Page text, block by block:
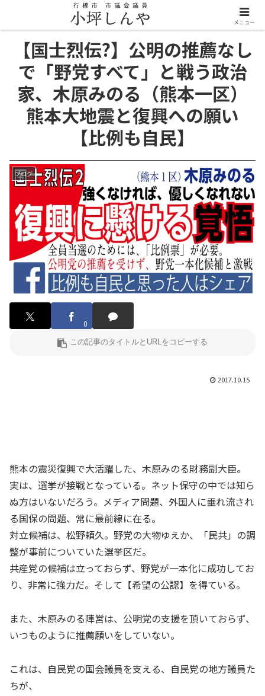
【国士烈伝?】公明の推薦なし
で「野党すべて」と戦う政治
家、木原みのる（熊本一区）
熊本大地震と復興への願い
【比例も自民】
ブログ
0
2017.10.15
熊本の震災復興で大活躍した、木原みのる財務副大臣。
実は、選挙が接戦となっている。ネット保守の中では知ら
ぬ方はいないだろう。メディア問題、外国人に垂れ流され
る国保の問題、常に最前線に在る。
対立候補は、松野頼久。野党の大物ゆえか、「民共」の調
整が事前についていた選挙区だ。
共産党の候補は立っておらず、野党が一本化に成功してお
り、非常に強力だ。そして【希望の公認】を得ている。
また、木原みのる陣営は、公明党の支援を頂いておらず、
いつものように推薦願いをしていない。
これは、自民党の国会議員を支える、自民党の地方議員た
ちが、
メニュー